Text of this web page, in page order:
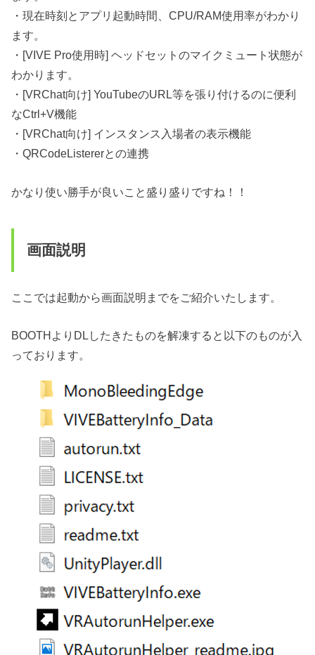
・現在時刻とアプリ起動時間、CPU/RAM使用率がわかり
ます。
・[VIVE Pro使用時] ヘッドセットのマイクミュート状態が
わかります。
・[VRChat向け] YouTubeのURL等を張り付けるのに便利
なCtrl+V機能
・[VRChat向け] インスタンス入場者の表示機能
・QRCodeListererとの連携
かなり使い勝手が良いこと盛り盛りですね！！
画面説明
ここでは起動から画面説明までをご紹介いたします。
BOOTHよりDLしたきたものを解凍すると以下のものが入
っております。